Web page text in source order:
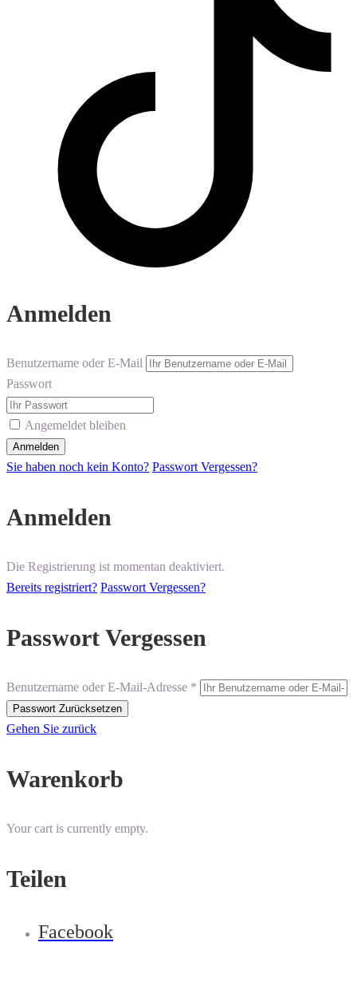
Anmelden
Benutzername oder E-Mail
Passwort
Angemeldet bleiben
Sie haben noch kein Konto? Passwort Vergessen?
Anmelden
Die Registrierung ist momentan deaktiviert.
Bereits registriert? Passwort Vergessen?
Passwort Vergessen
Benutzername oder E-Mail-Adresse *
Gehen Sie zurück
Warenkorb
Your cart is currently empty.
Teilen
Facebook